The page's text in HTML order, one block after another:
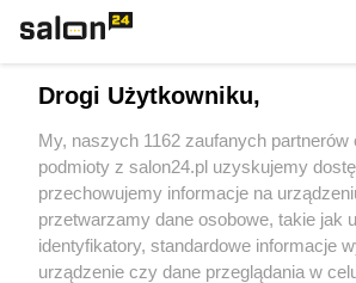
Sport
Społeczeństwo
Kultura
Drogi Użytkowniku,
My, naszych 1162 zaufanych partnerów
podmioty z salon24.pl uzyskujemy
przechowujemy informacje na
przetwarzamy dane osobowe, takie jak
identyfikatory, standardowe informacje
urządzenie czy dane przeglądania w